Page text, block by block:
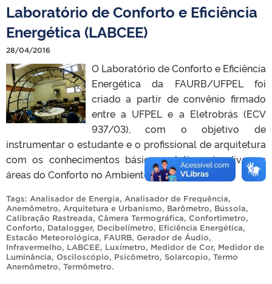
Laboratório de Conforto e Eficiência
Energética (LABCEE)
28/04/2016
O Laboratório de Conforto e Eficiência
Energética da FAURB/UFPEL foi
criado a partir de convênio firmado
entre a UFPEL e a Eletrobrás (ECV
937/03), com o objetivo de
instrumentar o estudante e o profissional de arquitetura
com os conhecimentos básicos relativos às diversas
áreas do Conforto no Ambiente Construído.
Tags: Analisador de Energia, Analisador de Frequência,
Anemômetro, Arquitetura e Urbanismo, Barômetro, Bússola,
Calibração Rastreada, Câmera Termográfica, Confortimetro,
Conforto, Datalogger, Decibelímetro, Eficiência Energética,
Estacão Meteorológica, FAURB, Gerador de Áudio,
Infravermelho, LABCEE, Luxímetro, Medidor de Cor, Medidor de
Luminância, Osciloscópio, Psicômetro, Solarcopio, Termo
Anemômetro, Termômetro.